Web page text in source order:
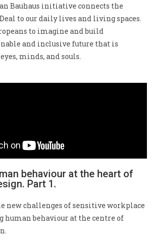
Bauhaus initiative connects the
to our daily lives and living spaces.
to imagine and build
and inclusive future that is
minds, and souls.
behaviour at the heart of
Part 1.
new challenges of sensitive workplace
human behaviour at the centre of